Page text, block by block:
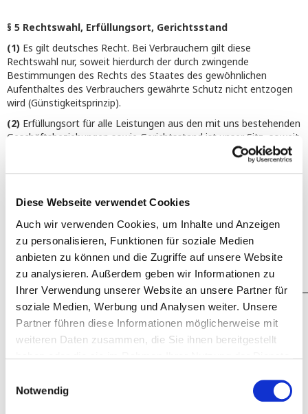
Diese Webseite verwendet Cookies
Auch wir verwenden Cookies, um Inhalte und Anzeigen
zu personalisieren, Funktionen für soziale Medien
anbieten zu können und die Zugriffe auf unsere Website
zu analysieren. Außerdem geben wir Informationen zu
Ihrer Verwendung unserer Website an unsere Partner für
soziale Medien, Werbung und Analysen weiter. Unsere
Partner führen diese Informationen möglicherweise mit
weiteren Daten zusammen, die Sie ihnen bereitgestellt
Notwendig
§ 5 Rechtswahl, Erfüllungsort, Gerichtsstand
(1) Es gilt deutsches Recht. Bei Verbrauchern gilt diese
Rechtswahl nur, soweit hierdurch der durch zwingende
Bestimmungen des Rechts des Staates des gewöhnlichen
Aufenthaltes des Verbrauchers gewährte Schutz nicht entzogen
wird (Günstigkeitsprinzip).
(2) Erfüllungsort für alle Leistungen aus den mit uns bestehenden
Geschäftsbeziehungen sowie Gerichtsstand ist unser Sitz, soweit
Sie nicht Verbraucher, sondern Kaufmann, juristische Person des
öffentlichen Rechts oder öffentlich-rechtliches Sondervermögen
sind. Dasselbe gilt, wenn Sie keinen allgemeinen Gerichtsstand in
gewöhnliche Aufenthalt im Zeitpunkt der Klageerhebung nicht
bekannt ist. Die Befugnis, auch das Gericht an einem anderen
gesetzlichen Gerichtsstand anzurufen, bleibt hiervon unberührt.
(3)Die Bestimmungen des UN-Kaufrechts finden ausdrücklich
keine Anwendung.
II. Kundeninformationen
1. Identität des Verkäufers
86441 Zusmarshausen